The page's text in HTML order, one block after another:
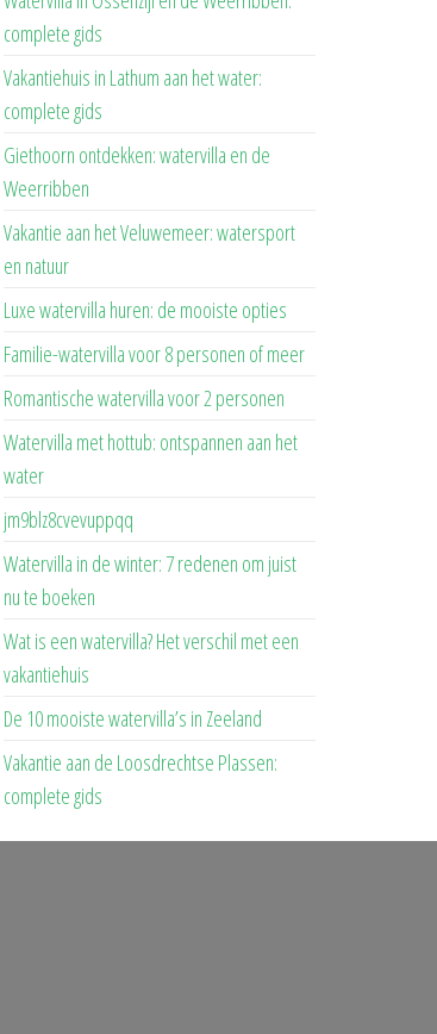
complete gids
Vakantiehuis in Lathum aan het water:
complete gids
Giethoorn ontdekken: watervilla en de
Weerribben
Vakantie aan het Veluwemeer: watersport
en natuur
Luxe watervilla huren: de mooiste opties
Familie-watervilla voor 8 personen of meer
Romantische watervilla voor 2 personen
Watervilla met hottub: ontspannen aan het
water
jm9blz8cvevuppqq
Watervilla in de winter: 7 redenen om juist
nu te boeken
Wat is een watervilla? Het verschil met een
vakantiehuis
De 10 mooiste watervilla’s in Zeeland
Vakantie aan de Loosdrechtse Plassen:
complete gids